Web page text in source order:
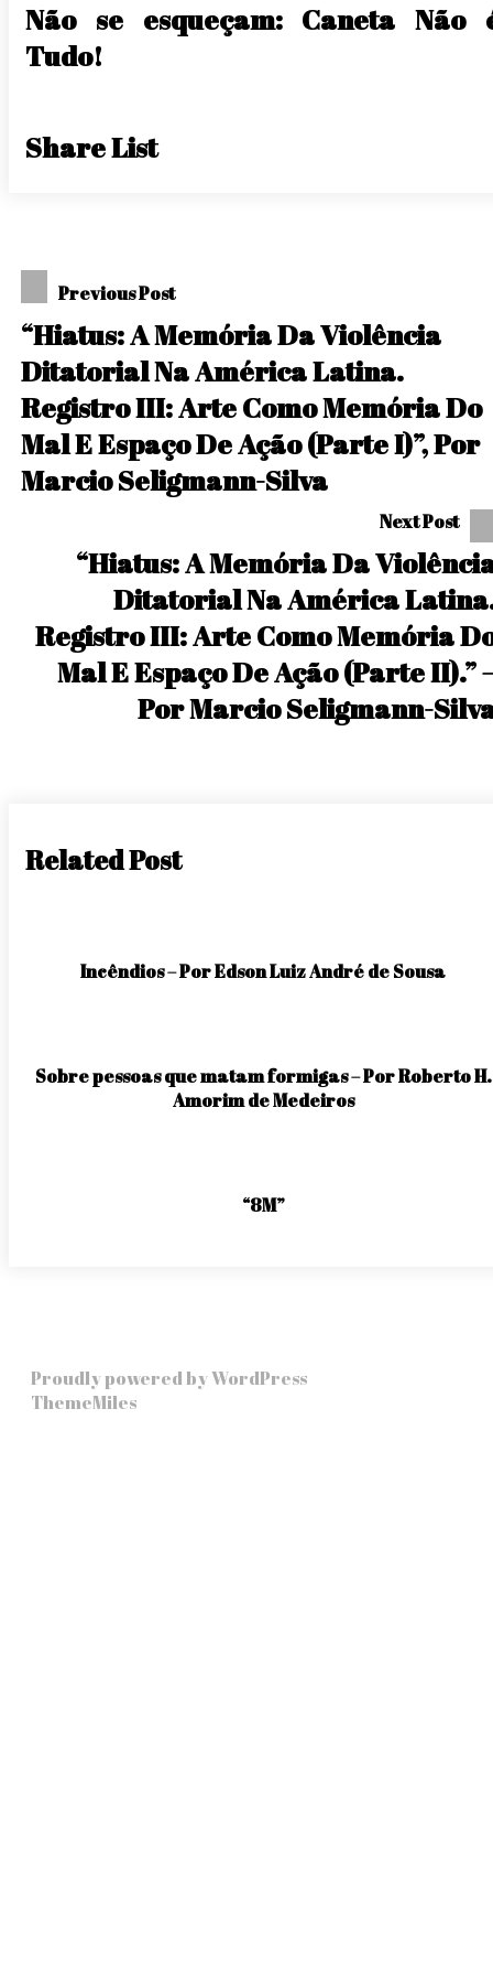
Não se esqueçam: Caneta Não
Tudo!
Share List
Navegação
De
Post
Previous Post
“Hiatus: A Memória Da Violência
Ditatorial Na América Latina.
Registro III: Arte Como Memória Do
Mal E Espaço De Ação (Parte I)”, Por
Marcio Seligmann-Silva
Next Post
“Hiatus: A Memória Da
Ditatorial Na América
Registro III: Arte Como Memória
Mal E Espaço De Ação (parte II).”
Por Marcio Seligmann-
Related Post
Incêndios – Por Edson Luiz André de Sousa
Sobre pessoas que matam formigas – Por Roberto H.
Amorim de Medeiros
“8M”
Proudly powered by WordPress
ThemeMiles